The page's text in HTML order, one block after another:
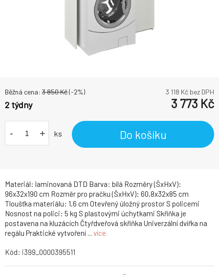
Materiál: laminovaná DTD Barva: bílá Rozměry (ŠxHxV):
96x32x190 cm Rozměr pro pračku (ŠxHxV): 60,8x32x85 cm
Tloušťka materiálu: 1,6 cm Otevřený úložný prostor S policemi
Nosnost na polici: 5 kg S plastovými úchytkami Skříňka je
postavena na kluzácích Čtyřdveřová skříňka Univerzální dvířka na
regálu Praktické vytvoření ... více
Běžná cena: 3 850Kč(-2%) 3 118 Kč bez DPH
2 týdny 3 773 Kč
- + ks Do košíku
Kód: i399_0000395511